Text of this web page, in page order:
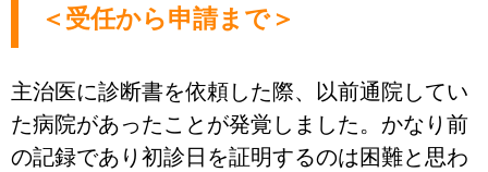
＜受任から申請まで＞
主治医に診断書を依頼した際、以前通院してい
た病院があったことが発覚しました。かなり前
の記録であり初診日を証明するのは困難と思わ